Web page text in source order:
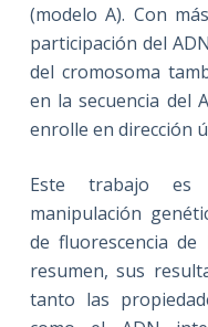
(modelo A). Con
participación del
del cromosoma
en la secuencia del
enrolle en dirección
Este trabajo es
manipulación
de fluorescencia
resumen, sus
tanto las